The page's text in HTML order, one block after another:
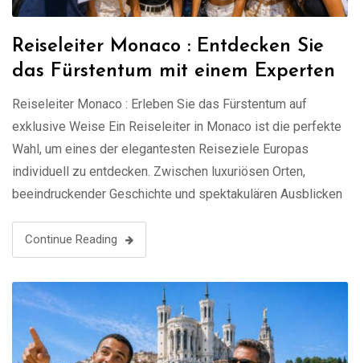
Reiseleiter Monaco : Entdecken Sie
das Fürstentum mit einem Experten
Reiseleiter Monaco : Erleben Sie das Fürstentum auf
exklusive Weise Ein Reiseleiter in Monaco ist die perfekte
Wahl, um eines der elegantesten Reiseziele Europas
individuell zu entdecken. Zwischen luxuriösen Orten,
beeindruckender Geschichte und spektakulären Ausblicken
Erlebnis. Mit einem lokalen Guide genießen Sie eine
maßgeschneiderte Führung ganz nach Ihren …
Continue Reading